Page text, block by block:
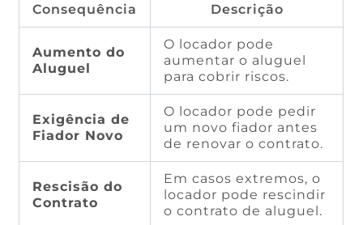
Consequência Descrição
Aumento do
Aluguel
O locador pode
aumentar o aluguel
para cobrir riscos.
Exigência de
Fiador Novo
O locador pode pedir
um novo fiador antes
de renovar o contrato.
Rescisão do
Contrato
Em casos extremos, o
locador pode rescindir
o contrato de aluguel.